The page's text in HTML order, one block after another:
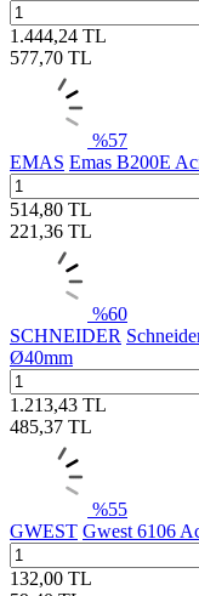
1.444,24 TL
577,70 TL
%57
EMAS Emas B200E
514,80 TL
221,36 TL
%60
SCHNEIDER
Ø40mm
1.213,43 TL
485,37 TL
%55
GWEST Gwest 6106
132,00 TL